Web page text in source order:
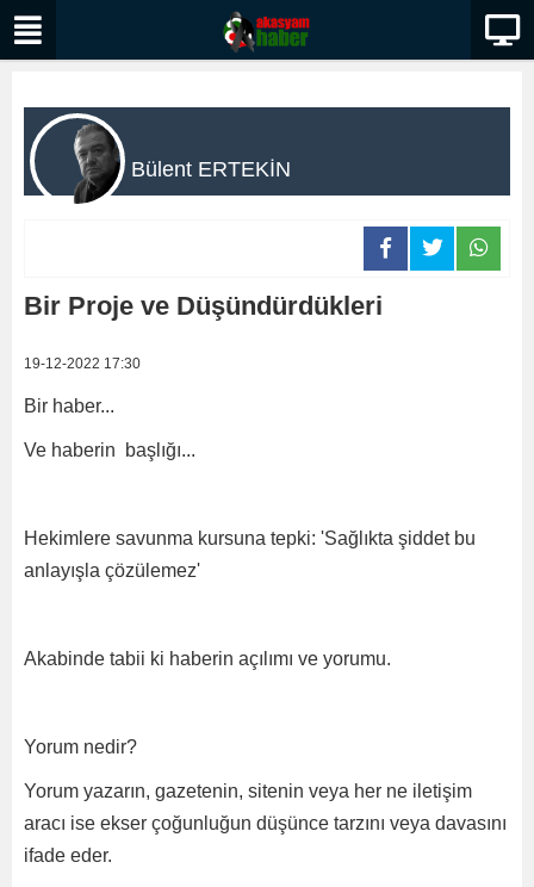
Bülent ERTEKİN
Bir Proje ve Düşündürdükleri
19-12-2022 17:30
Bir haber...
Ve haberin başlığı...
Hekimlere savunma kursuna tepki: 'Sağlıkta şiddet bu
anlayışla çözülemez'
Akabinde tabii ki haberin açılımı ve yorumu.
Yorum nedir?
Yorum yazarın, gazetenin, sitenin veya her ne iletişim
aracı ise ekser çoğunluğun düşünce tarzını veya davasını
ifade eder.